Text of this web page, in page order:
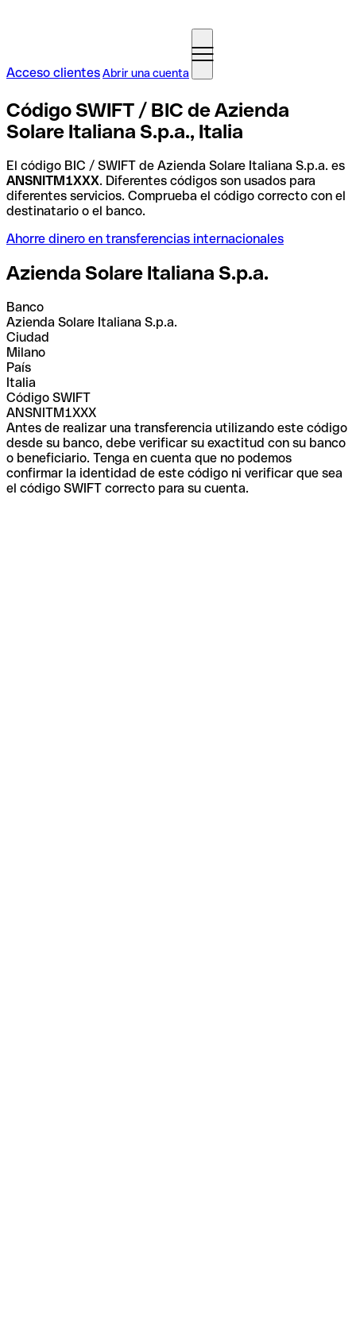
Acceso clientesAbrir una cuenta
Código SWIFT / BIC de Azienda
Solare Italiana S.p.a., Italia
El código BIC / SWIFT de Azienda Solare Italiana S.p.a. es
ANSNITM1XXX. Diferentes códigos son usados para
diferentes servicios. Comprueba el código correcto con el
destinatario o el banco.
Ahorre dinero en transferencias internacionales
Azienda Solare Italiana S.p.a.
Banco
Azienda Solare Italiana S.p.a.
Ciudad
Milano
País
Italia
Código SWIFT
ANSNITM1XXX
Antes de realizar una transferencia utilizando este código
desde su banco, debe verificar su exactitud con su banco
o beneficiario. Tenga en cuenta que no podemos
confirmar la identidad de este código ni verificar que sea
el código SWIFT correcto para su cuenta.